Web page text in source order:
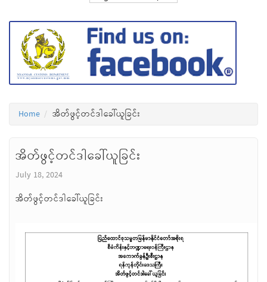
Home အိတ်ဖွင့်တင်ဒါခေါ်ယူခြင်း
အိတ်ဖွင့်တင်ဒါခေါ်ယူခြင်း
July 18, 2024
အိတ်ဖွင့်တင်ဒါခေါ်ယူခြင်း